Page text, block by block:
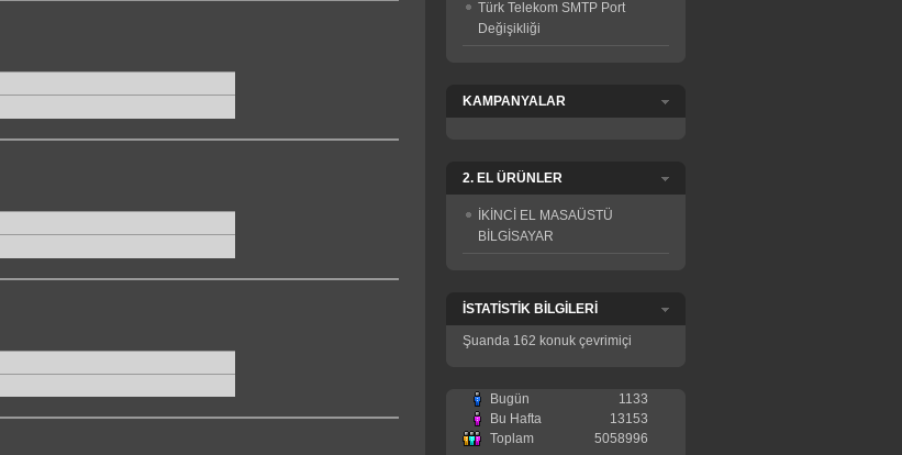
Türk Telekom SMTP Port
Değişikliği
KAMPANYALAR
2. EL ÜRÜNLER
İKİNCİ EL MASAÜSTÜ
BİLGİSAYAR
İSTATİSTİK BİLGİLERİ
Şuanda 162 konuk çevrimiçi
Bugün
1133
Bu Hafta
13153
Toplam
5058996